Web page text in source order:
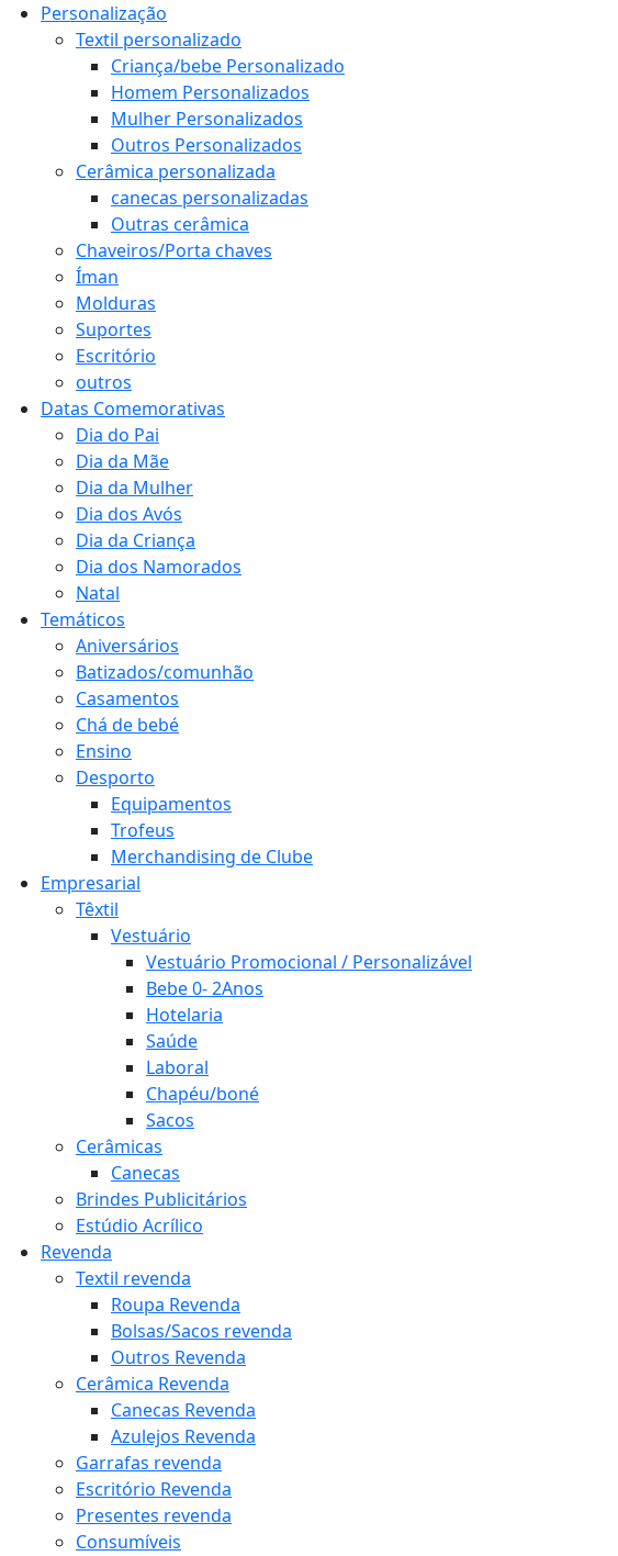
Personalização
Textil personalizado
Criança/bebe Personalizado
Homem Personalizados
Mulher Personalizados
Outros Personalizados
Cerâmica personalizada
canecas personalizadas
Outras cerâmica
Chaveiros/Porta chaves
Íman
Molduras
Suportes
Escritório
outros
Datas Comemorativas
Dia do Pai
Dia da Mãe
Dia da Mulher
Dia dos Avós
Dia da Criança
Dia dos Namorados
Natal
Temáticos
Aniversários
Batizados/comunhão
Casamentos
Chá de bebé
Ensino
Desporto
Equipamentos
Trofeus
Merchandising de Clube
Empresarial
Têxtil
Vestuário
Vestuário Promocional / Personalizável
Bebe 0- 2Anos
Hotelaria
Saúde
Laboral
Chapéu/boné
Sacos
Cerâmicas
Canecas
Brindes Publicitários
Estúdio Acrílico
Revenda
Textil revenda
Roupa Revenda
Bolsas/Sacos revenda
Outros Revenda
Cerâmica Revenda
Canecas Revenda
Azulejos Revenda
Garrafas revenda
Escritório Revenda
Presentes revenda
Consumíveis